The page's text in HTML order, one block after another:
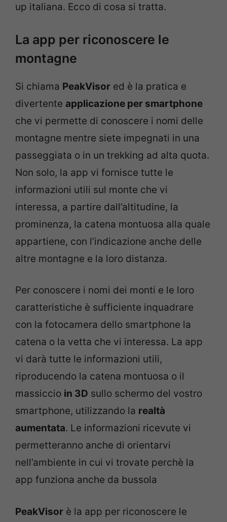
up italiana. Ecco di cosa si tratta.
La app per riconoscere le
montagne
Si chiama PeakVisor ed è la pratica e
divertente applicazione per smartphone
che vi permette di conoscere i nomi delle
montagne mentre siete impegnati in una
passeggiata o in un trekking ad alta quota.
Non solo, la app vi fornisce tutte le
informazioni utili sul monte che vi
interessa, a partire dall’altitudine, la
prominenza, la catena montuosa alla quale
appartiene, con l’indicazione anche delle
altre montagne e la loro distanza.
Per conoscere i nomi dei monti e le loro
caratteristiche è sufficiente inquadrare
con la fotocamera dello smartphone la
catena o la vetta che vi interessa. La app
vi darà tutte le informazioni utili,
riproducendo la catena montuosa o il
massiccio in 3D sullo schermo del vostro
smartphone, utilizzando la realtà
aumentata. Le informazioni ricevute vi
permetteranno anche di orientarvi
nell’ambiente in cui vi trovate perchè la
app funziona anche da bussola
PeakVisor è la app per riconoscere le